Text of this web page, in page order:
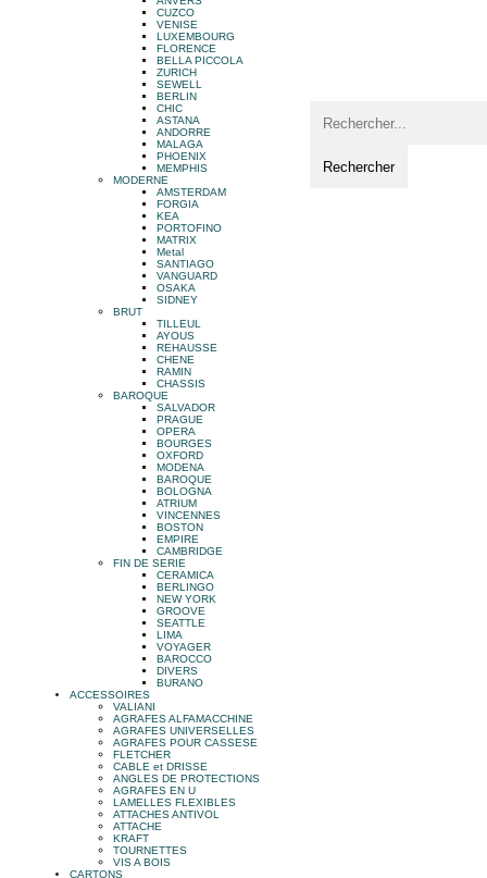
CUZCO
VENISE
LUXEMBOURG
FLORENCE
BELLA PICCOLA
ZURICH
SEWELL
BERLIN
CHIC
ASTANA
ANDORRE
MALAGA
PHOENIX
MEMPHIS
MODERNE
AMSTERDAM
FORGIA
KEA
PORTOFINO
MATRIX
Metal
SANTIAGO
VANGUARD
OSAKA
SIDNEY
BRUT
TILLEUL
AYOUS
REHAUSSE
CHENE
RAMIN
CHASSIS
BAROQUE
SALVADOR
PRAGUE
OPERA
BOURGES
OXFORD
MODENA
BAROQUE
BOLOGNA
ATRIUM
VINCENNES
BOSTON
EMPIRE
CAMBRIDGE
FIN DE SERIE
CERAMICA
BERLINGO
NEW YORK
GROOVE
SEATTLE
LIMA
VOYAGER
BAROCCO
DIVERS
BURANO
ACCESSOIRES
VALIANI
AGRAFES ALFAMACCHINE
AGRAFES UNIVERSELLES
AGRAFES POUR CASSESE
FLETCHER
CABLE et DRISSE
ANGLES DE PROTECTIONS
AGRAFES EN U
LAMELLES FLEXIBLES
ATTACHES ANTIVOL
ATTACHE
KRAFT
TOURNETTES
VIS A BOIS
CARTONS